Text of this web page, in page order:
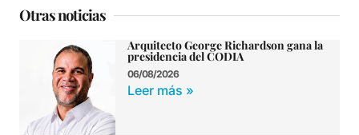
Otras noticias
Arquitecto George Richardson gana la
presidencia del CODIA
06/08/2026
Leer más »